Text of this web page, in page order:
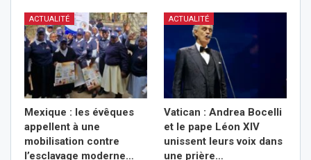
ACTUALITÉ
Mexique : les évêques
appellent à une
mobilisation contre
l’esclavage moderne…
ACTUALITÉ
Vatican : Andrea Bocelli
et le pape Léon XIV
unissent leurs voix dans
une prière…